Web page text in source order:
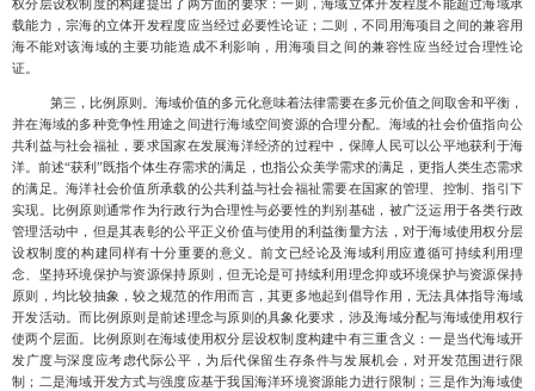
权分层设权制度的构建提出了两方面的要求：一则，海域立体开发程度不能超过海域承
载能力，宗海的立体开发程度应当经过必要性论证；二则，不同用海项目之间的兼容用
海不能对该海域的主要功能造成不利影响，用海项目之间的兼容性应当经过合理性论
证。
第三，比例原则。海域价值的多元化意味着法律需要在多元价值之间取舍和平衡，
并在海域的多种竞争性用途之间进行海域空间资源的合理分配。海域的社会价值指向公
共利益与社会福祉，要求国家在发展海洋经济的过程中，保障人民可以公平地获利于海
洋。前述“获利”既指个体生存需求的满足，也指公众美学需求的满足，更指人类生态需求
的满足。海洋社会价值所承载的公共利益与社会福祉需要在国家的管理、控制、指引下
实现。比例原则通常作为行政行为合理性与必要性的判别基础，被广泛运用于各类行政
管理活动中，但是其表彰的公平正义价值与使用的利益衡量方法，对于海域使用权分层
设权制度的构建同样有十分重要的意义。前文已经论及海域利用应遵循可持续利用理
念、坚持环境保护与资源保持原则，但无论是可持续利用理念抑或环境保护与资源保持
原则，均比较抽象，较之规范的作用而言，其更多地起到倡导作用，无法具体指导海域
开发活动。而比例原则是前述理念与原则的具象化要求，涉及海域分配与海域使用权行
使两个层面。比例原则在海域使用权分层设权制度构建中有三重含义：一是当代海域开
发广度与深度应考虑代际公平，为后代保留生存条件与发展机会，对开发范围进行限
制；二是海域开发方式与强度应基于我国海洋环境资源能力进行限制；三是作为海域使